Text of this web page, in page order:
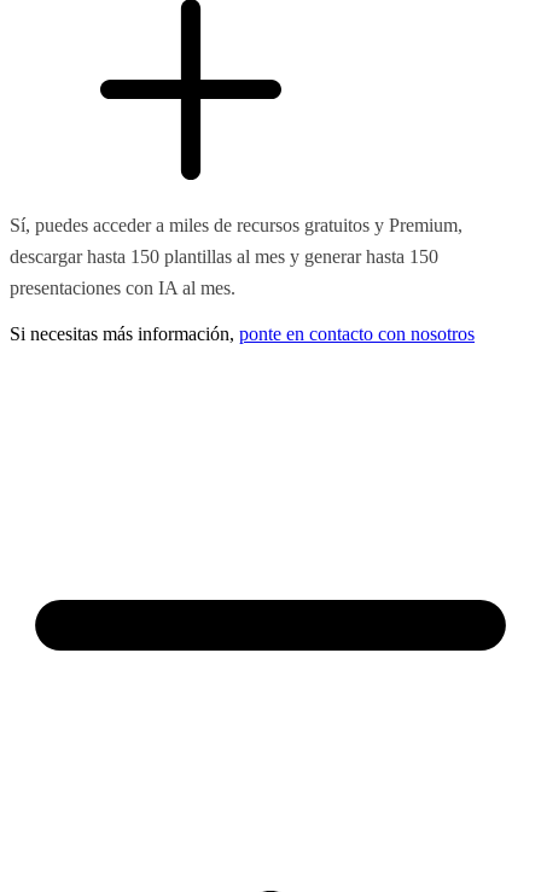
Sí, puedes acceder a miles de recursos gratuitos y Premium,
descargar hasta 150 plantillas al mes y generar hasta 150
presentaciones con IA al mes.
Si necesitas más información, ponte en contacto con nosotros